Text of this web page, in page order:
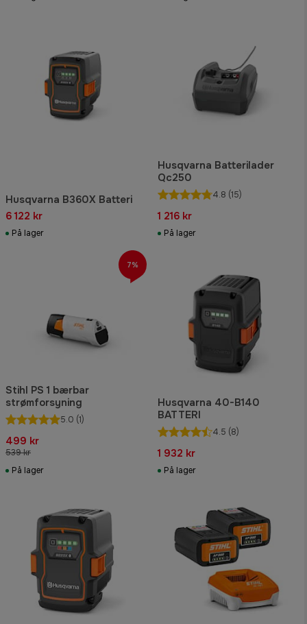
Husqvarna B360X Batteri
6 122 kr
På lager
Husqvarna Batterilader
Qc250
4.8 (15)
1 216 kr
På lager
Stihl PS 1 bærbar
strømforsyning
5.0 (1)
499 kr
539 kr
På lager
7%
Husqvarna 40-B140
BATTERI
4.5 (8)
1 932 kr
På lager